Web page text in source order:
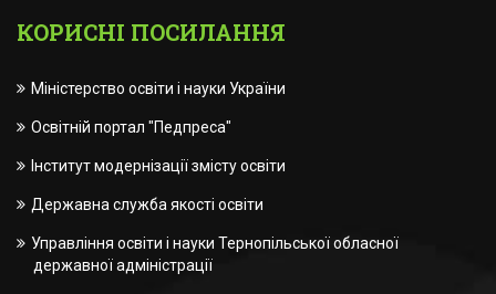
КОРИСНІ ПОСИЛАННЯ
Міністерство освіти і науки України
Освітній портал "Педпреса"
Інститут модернізації змісту освіти
Державна служба якості освіти
Управління освіти і науки Тернопільської обласної
державної адміністрації